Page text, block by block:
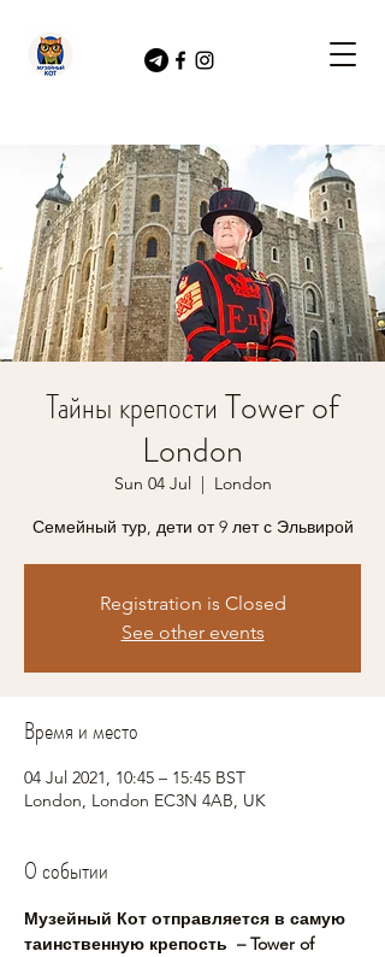
Тайны крепости Tower of
London
Sun 04 Jul
  |
London
Семейный тур, дети от 9 лет с Эльвирой
Registration is Closed
See other events
Время и место
04 Jul 2021, 10:45 – 15:45 BST
London, London EC3N 4AB, UK
О событии
Музейный Кот отправляется в самую
таинственную крепость  – Tower of